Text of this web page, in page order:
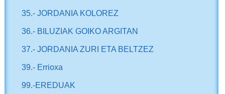
35.- JORDANIA KOLOREZ
36.- BILUZIAK GOIKO ARGITAN
37.- JORDANIA ZURI ETA BELTZEZ
39.- Errioxa
99.-EREDUAK